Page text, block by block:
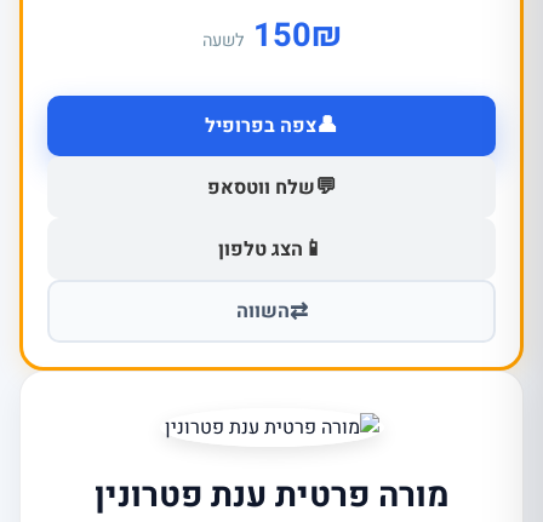
₪
150 לשעה
👤צפה בפרופיל
💬שלח ווטסאפ
📱 הצג טלפון
⇄השווה
מורה פרטית ענת פטרונין